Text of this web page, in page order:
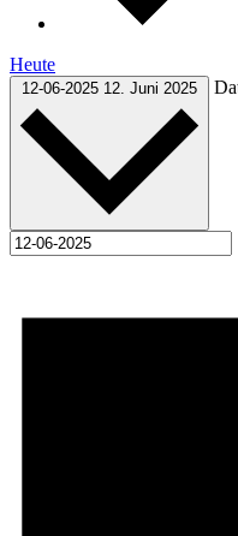
Heute
12-06-2025 12. Juni 2025